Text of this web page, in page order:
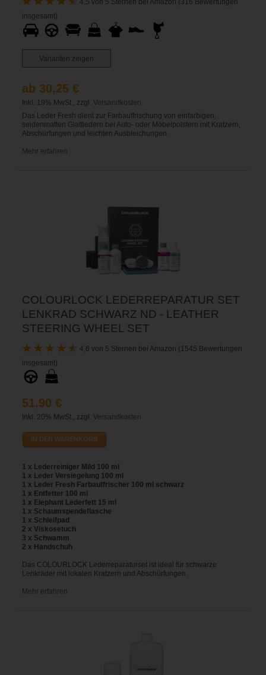
insgesamt)
Varianten zeigen
ab 30,25 €
Inkl. 19% MwSt., zzgl. Versandkosten
Das Leder Fresh dient zur Farbauffrischung von einfarbigen,
seidenmatten Glattledern bei Auto- oder Möbelpolstern mit Kratzern,
Abschürfungen und leichten Ausbleichungen.
Mehr erfahren
COLOURLOCK LEDERREPARATUR SET
LENKRAD SCHWARZ ND - LEATHER
STEERING WHEEL SET
4,6 von 5 Sternen bei Amazon (1545 Bewertungen
insgesamt)
51,90 €
Inkl. 20% MwSt., zzgl. Versandkosten
IN DEN WARENKORB
1 x Lederreiniger Mild 100 ml
1 x Leder Versiegelung 100 ml
1 x Leder Fresh Farbauffrischer 100 ml schwarz
1 x Entfetter 100 ml
1 x Elephant Lederfett 15 ml
1 x Schaumspendeflasche
1 x Schleifpad
2 x Viskosetuch
3 x Schwamm
2 x Handschuh
Das COLOURLOCK Lederreparaturset ist ideal für schwarze
Lenkräder mit lokalen Kratzern und Abschürfungen.
Mehr erfahren